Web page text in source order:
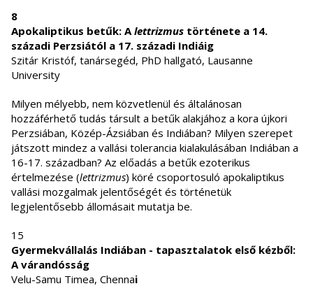
8
Apokaliptikus betűk: Alettrizmus története a 14.
századi Perzsiától a 17. századi Indiáig
Szitár Kristóf, tanársegéd, PhD hallgató, Lausanne
University
Milyen mélyebb, nem közvetlenül és általánosan
hozzáférhető tudás társult a betűk alakjához a kora újkori
Perzsiában, Közép-Ázsiában és Indiában? Milyen szerepet
játszott mindez a vallási tolerancia kialakulásában Indiában a
16-17. században? Az előadás a betűk ezoterikus
értelmezése (lettrizmus) köré csoportosuló apokaliptikus
vallási mozgalmak jelentőségét és történetük
legjelentősebb állomásait mutatja be.
15
Gyermekvállalás Indiában - tapasztalatok első kézből:
A várandósság
Velu-Samu Timea, Chennai